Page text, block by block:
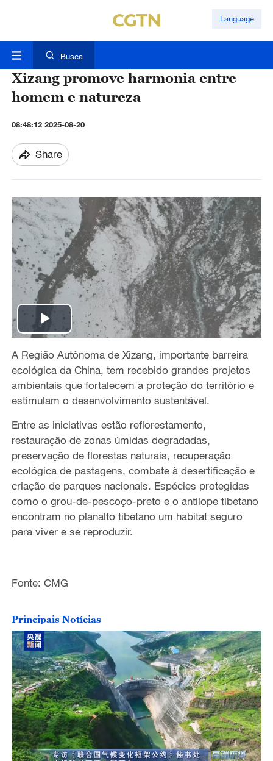
Language
Busca
Xizang promove harmonia entre
homem e natureza
08:48:12 2025-08-20
Share
P
l
a
V
i
d
e
A Região Autônoma de Xizang, importante barreira
ecológica da China, tem recebido grandes projetos
ambientais que fortalecem a proteção do território e
estimulam o desenvolvimento sustentável.
Entre as iniciativas estão reflorestamento,
restauração de zonas úmidas degradadas,
preservação de florestas naturais, recuperação
ecológica de pastagens, combate à desertificação e
criação de parques nacionais. Espécies protegidas
como o grou-de-pescoço-preto e o antílope tibetano
encontram no planalto tibetano um habitat seguro
para viver e se reproduzir.
Fonte: CMG
Principais Notícias